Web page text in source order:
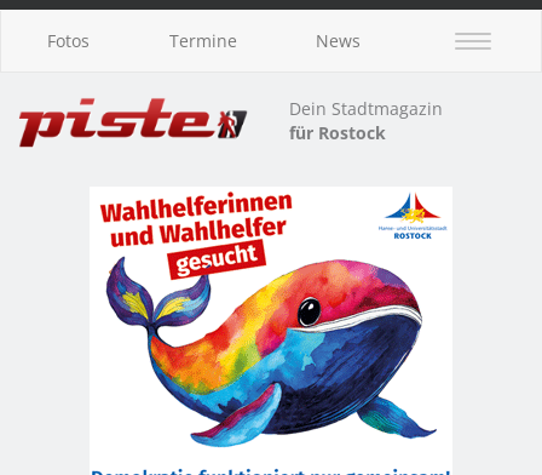
Fotos Termine News
Dein Stadtmagazin
für Rostock